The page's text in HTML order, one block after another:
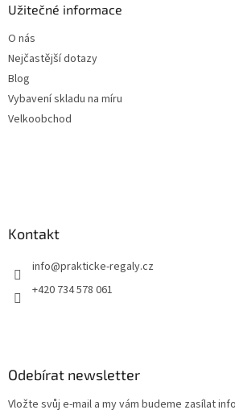
Užitečné informace
O nás
Nejčastější dotazy
Blog
Vybavení skladu na míru
Velkoobchod
Kontakt
info@prakticke-regaly.cz
+420 734 578 061
Odebírat newsletter
Vložte svůj e-mail a my vám budeme zasílat